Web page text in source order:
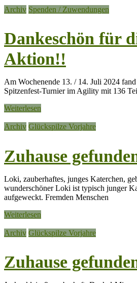
Archiv Spenden / Zuwendungen
Dankeschön für
Aktion!!
Am Wochenende 13. / 14. Juli 2024
Spitzenfest-Turnier im Agility mit 136
Weiterlesen
Archiv Glückspilze Vorjahre
Zuhause
Loki, zauberhaftes, junges Katerchen,
wunderschöner Loki ist typisch junger
aufgeweckt. Fremden Menschen
Weiterlesen
Archiv Glückspilze Vorjahre
Zuhause